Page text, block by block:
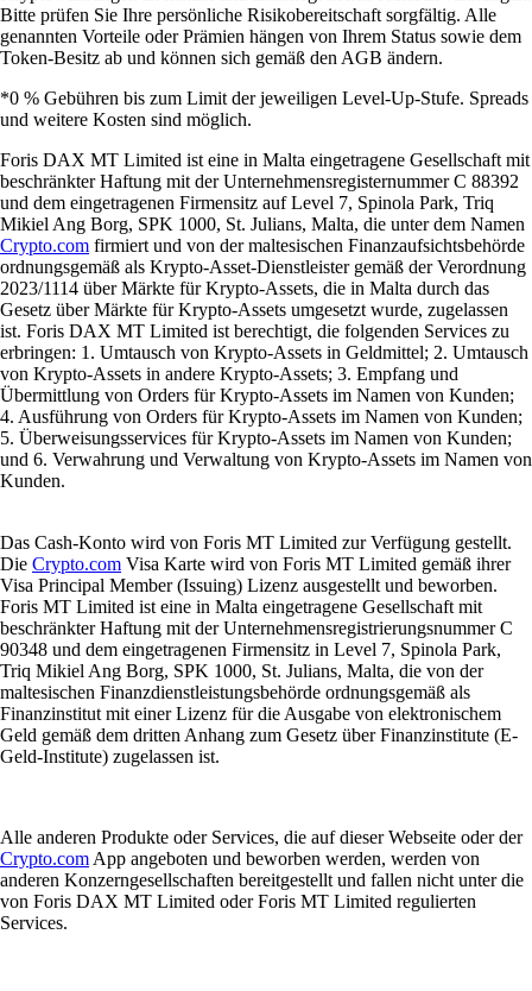
Bitte prüfen Sie Ihre persönliche Risikobereitschaft sorgfältig. Alle
genannten Vorteile oder Prämien hängen von Ihrem Status sowie dem
Token-Besitz ab und können sich gemäß den AGB ändern.
*0 % Gebühren bis zum Limit der jeweiligen Level-Up-Stufe. Spreads
und weitere Kosten sind möglich.
Foris DAX MT Limited ist eine in Malta eingetragene Gesellschaft mit
beschränkter Haftung mit der Unternehmensregisternummer C 88392
und dem eingetragenen Firmensitz auf Level 7, Spinola Park, Triq
Mikiel Ang Borg, SPK 1000, St. Julians, Malta, die unter dem Namen
Crypto.com firmiert und von der maltesischen Finanzaufsichtsbehörde
ordnungsgemäß als Krypto-Asset-Dienstleister gemäß der Verordnung
2023/1114 über Märkte für Krypto-Assets, die in Malta durch das
Gesetz über Märkte für Krypto-Assets umgesetzt wurde, zugelassen
ist. Foris DAX MT Limited ist berechtigt, die folgenden Services zu
erbringen: 1. Umtausch von Krypto-Assets in Geldmittel; 2. Umtausch
von Krypto-Assets in andere Krypto-Assets; 3. Empfang und
Übermittlung von Orders für Krypto-Assets im Namen von Kunden;
4. Ausführung von Orders für Krypto-Assets im Namen von Kunden;
5. Überweisungsservices für Krypto-Assets im Namen von Kunden;
und 6. Verwahrung und Verwaltung von Krypto-Assets im Namen von
Kunden.
Das Cash-Konto wird von Foris MT Limited zur Verfügung gestellt.
Die Crypto.com Visa Karte wird von Foris MT Limited gemäß ihrer
Visa Principal Member (Issuing) Lizenz ausgestellt und beworben.
Foris MT Limited ist eine in Malta eingetragene Gesellschaft mit
beschränkter Haftung mit der Unternehmensregistrierungsnummer C
90348 und dem eingetragenen Firmensitz in Level 7, Spinola Park,
Triq Mikiel Ang Borg, SPK 1000, St. Julians, Malta, die von der
maltesischen Finanzdienstleistungsbehörde ordnungsgemäß als
Finanzinstitut mit einer Lizenz für die Ausgabe von elektronischem
Geld gemäß dem dritten Anhang zum Gesetz über Finanzinstitute (E-
Geld-Institute) zugelassen ist.
Alle anderen Produkte oder Services, die auf dieser Webseite oder der
Crypto.com App angeboten und beworben werden, werden von
anderen Konzerngesellschaften bereitgestellt und fallen nicht unter die
von Foris DAX MT Limited oder Foris MT Limited regulierten
Services.